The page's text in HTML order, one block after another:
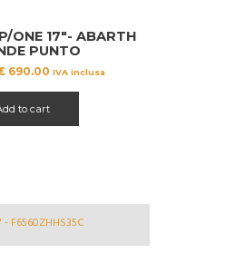
ONE 17″- ABARTH
PUNTO
719.96.
690.00 Il
è:
€ 690.00.
IVA inclusa
to cart